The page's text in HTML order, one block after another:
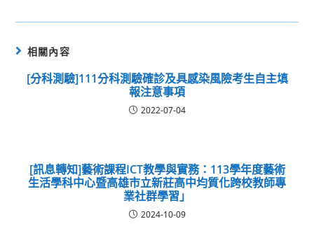
相關內容
[分科測驗]111分科測驗確診及具感染風險考生自主填
報注意事項
2022-07-04
[訊息轉知]藝術課程ICT教學與實務：113學年度藝術
生活學科中心暨高雄市立新莊高中均質化跨校教師專
業社群學習」
2024-10-09